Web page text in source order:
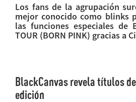
Los fans de la agrupación
mejor conocido como blinks
las funciones especiales de
TOUR (BORN PINK) gracias a
BlackCanvas revela títulos
edición